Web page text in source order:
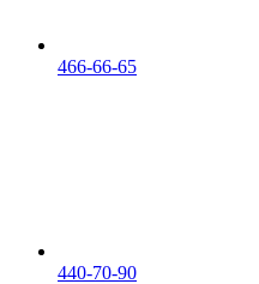
466-66-65
440-70-90